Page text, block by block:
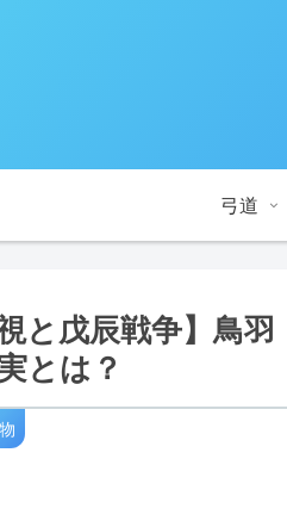
弓道
視と戊辰戦争】鳥
とは？